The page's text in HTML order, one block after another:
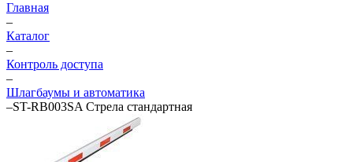
Главная
–
Каталог
–
Контроль доступа
–
Шлагбаумы и автоматика
–ST-RB003SA Стрела стандартная